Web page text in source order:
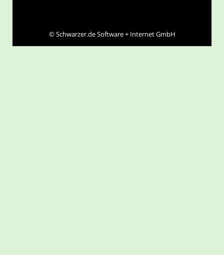
©Schwarzer.de Software + Internet GmbH